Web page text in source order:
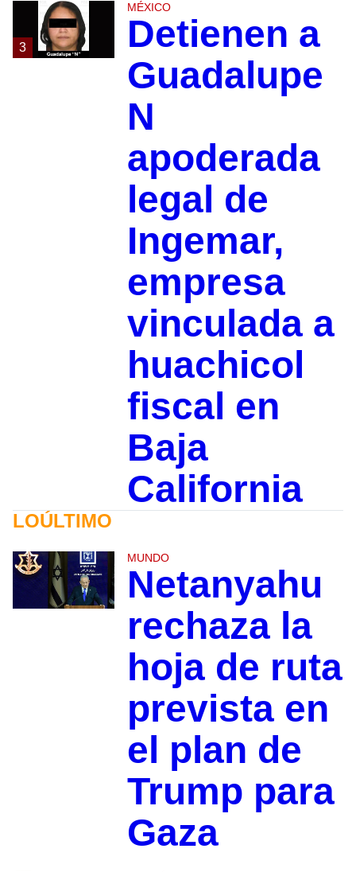
3
MÉXICO
Detienen a
Guadalupe
N
apoderada
legal de
Ingemar,
empresa
vinculada a
huachicol
fiscal en
Baja
California
LOÚLTIMO
MUNDO
Netanyahu
rechaza la
hoja de ruta
prevista en
el plan de
Trump para
Gaza